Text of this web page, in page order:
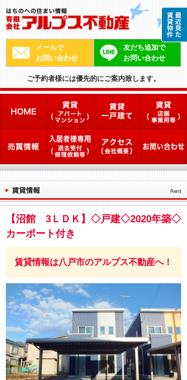
メールで
お問い合わせ
友だち追加で
お問い合わせ
ご予約者様には優先的にご案内致します。
【沼館 3ＬＤＫ】◇戸建◇2020年築◇
カーポート付き
賃貸情報は八戸市のアルプス不動産へ！